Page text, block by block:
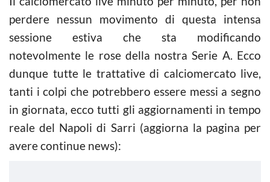
perdere nessun movimento di questa intensa
sessione estiva che sta modificando
notevolmente le rose della nostra Serie A. Ecco
dunque tutte le trattative di calciomercato live,
tanti i colpi che potrebbero essere messi a segno
in giornata, ecco tutti gli aggiornamenti in tempo
reale del Napoli di Sarri (aggiorna la pagina per
avere continue news):